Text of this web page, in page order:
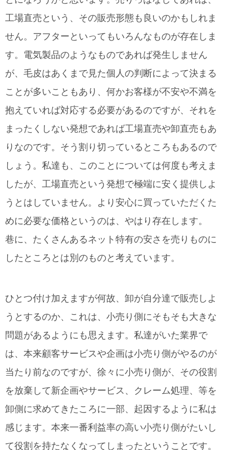
工場直売という、その販売形態も良いのかもしれま
せん。アフターといってもいろんなものが存在しま
す。電気製品のようなものであれば発生しません
が、毛皮はあくまで見た個人の判断によって決まる
ことが多いこともあり、何かお客様が不安や不満を
抱えていれば対応する必要があるのですが、それを
まったくしない発想であれば工場直売や卸直売もあ
りなのです。そう割り切っているところもあるので
しょう。私達も、このことについては何度も考えま
したが、工場直売という発想で極端に安く提供しよ
うとはしていません。より安心に買っていただくた
めに必要な価格というのは、やはり存在します。
巷に、たくさんあるネット特有の安さを売りものに
したところとは別のものと考えています。
ひとつ付け加えますが何故、卸が自分達で販売しよ
うとするのか、これは、小売り側にそもそも大きな
問題があるようにも思えます。私達がいた業界で
は、本来顧客サービスや企画は小売り側がやるのが
当たり前なのですが、徐々に小売り側が、その役割
を放棄して新企画やサービス、クレーム処理、等を
卸側に求めてきたころに一部、起因するように私は
感じます。本来一番利益率の高い小売り側がたいし
て役割を持たなくなってしまったということです。